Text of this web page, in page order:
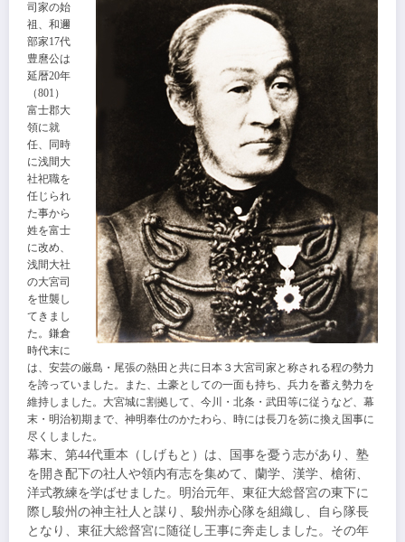
司家の始
祖、和邇
部家17代
豊麿公は
延暦20年
（801）
富士郡大
領に就
任、同時
に浅間大
社祀職を
任じられ
た事から
姓を富士
に改め、
浅間大社
の大宮司
を世襲し
てきまし
た。鎌倉
時代末に
は、安芸の厳島・尾張の熱田と共に日本３大宮司家と称される程の勢力
を誇っていました。また、土豪としての一面も持ち、兵力を蓄え勢力を
維持しました。大宮城に割拠して、今川・北条・武田等に従うなど、幕
末・明治初期まで、神明奉仕のかたわら、時には長刀を笏に換え国事に
尽くしました。
幕末、第44代重本（しげもと）は、国事を憂う志があり、塾
を開き配下の社人や領内有志を集めて、蘭学、漢学、槍術、
洋式教練を学ばせました。明治元年、東征大総督宮の東下に
際し駿州の神主社人と謀り、駿州赤心隊を組織し、自ら隊長
となり、東征大総督宮に随従し王事に奔走しました。その年